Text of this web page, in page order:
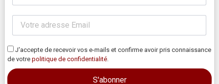
J'accepte de recevoir vos e-mails et confirme avoir pris connaissance
de votre politique de confidentialité.